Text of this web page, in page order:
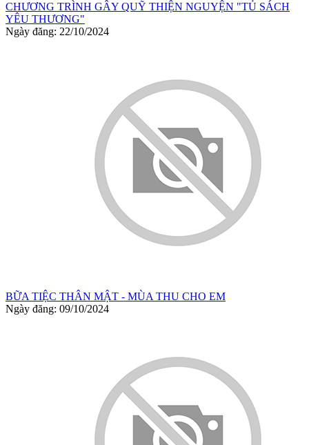
CHƯƠNG TRÌNH GÂY QUỸ THIỆN NGUYỆN "TỦ SÁCH
YÊU THƯƠNG"
Ngày đăng: 22/10/2024
BỮA TIỆC THÂN MẬT - MÙA THU CHO EM
Ngày đăng: 09/10/2024